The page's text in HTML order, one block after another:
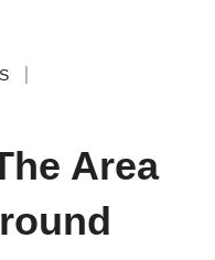
Area